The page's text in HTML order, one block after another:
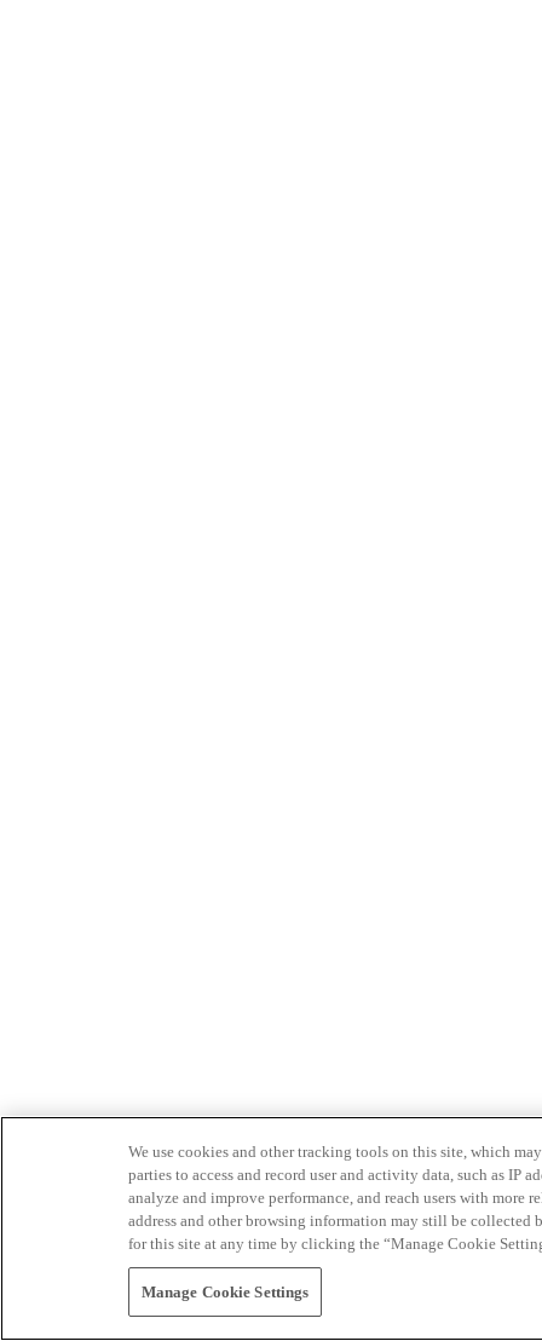
We use cookies and other tracking tools on this site, which
parties to access and record user and activity data, such as IP
analyze and improve performance, and reach users with
address and other browsing information may still be collected
for this site at any time by clicking the “Manage Cookie
Manage Cookie Settings